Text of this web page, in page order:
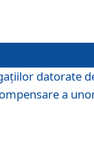
datorate
a